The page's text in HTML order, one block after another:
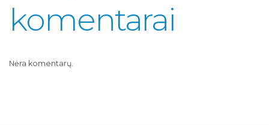
komentarai
Nėra komentarų.